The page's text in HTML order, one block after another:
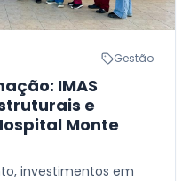
Gestão
IMAS
e
Monte
investimentos em